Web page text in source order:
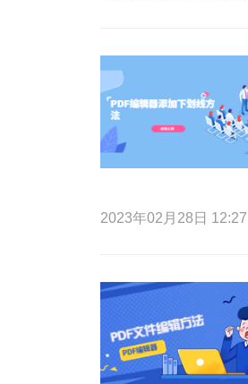
2023年02月28日 12:27